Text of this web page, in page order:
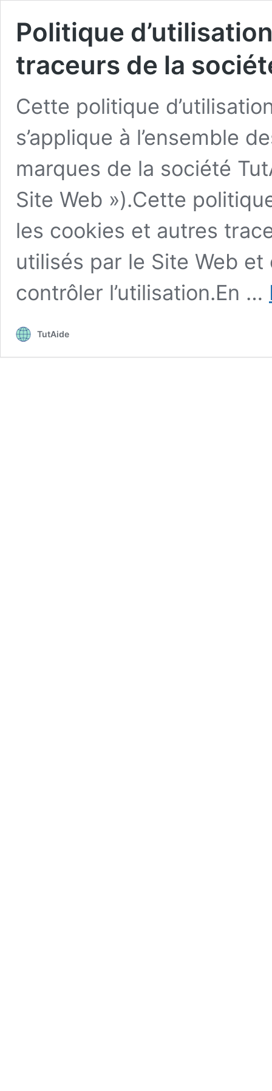
Politique
traceurs de la
Cette politique
s’applique à l’ensemble
marques de la société
Site Web »).Cette
les cookies et autres
utilisés par le Site Web
contrôler l’utilisation.En …
TutAide